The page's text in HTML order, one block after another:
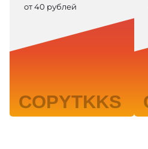
от 40 рублей